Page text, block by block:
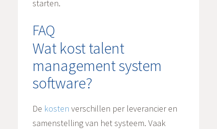
starten.
FAQ
Wat kost talent
management system
software?
De kosten verschillen per leverancier en
samenstelling van het systeem. Vaak